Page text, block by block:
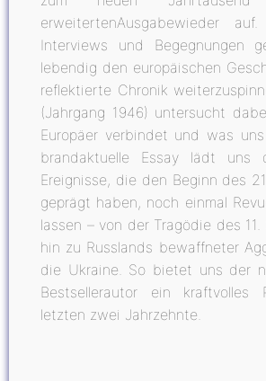
erweitertenAusgabewieder
Interviews und Begegnungen
lebendig den europäischen
reflektierte Chronik
(Jahrgang 1946) untersucht
Europäer verbindet und was
brandaktuelle Essay lädt uns
Ereignisse, die den Beginn des
geprägt haben, noch einmal
lassen – von der Tragödie des
hin zu Russlands bewaffneter
die Ukraine. So bietet uns der
Bestsellerautor ein kraftvolles
letzten zwei Jahrzehnte.